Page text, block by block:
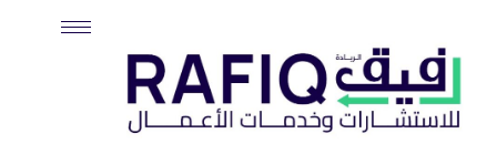
المحتوى